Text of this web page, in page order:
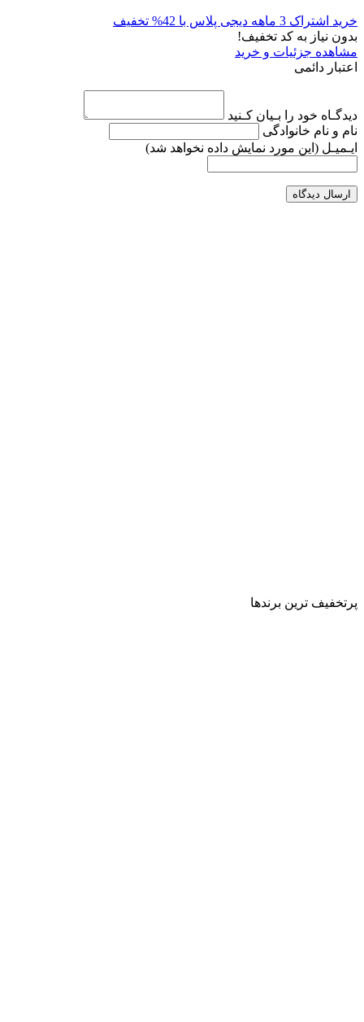
خرید اشتراک 3 ماهه دیجی پلاس با 42% تخفیف
بدون نیاز به کد تخفیف!
مشاهده جزئیات و خرید
اعتبار دائمی
دیدگـاه خود را بـیان کـنید
نام و نام خانوادگی
ایـمیـل (این مورد نمایش داده نخواهد شد)
ارسال دیدگاه
پرتخفیف ترین برندها